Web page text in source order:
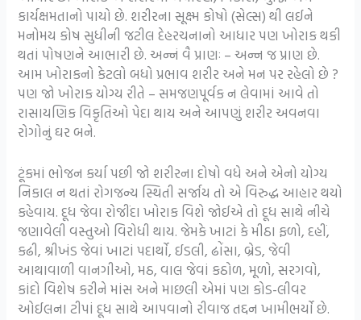
કાર્યક્ષમતાનો પાયો છે. શરીરના સૂક્ષ્મ કોષો (સેલ્સ) થી લઈને
મનોમય કોષ સુધીની જટીલ દેહરચનાનો આધાર પણ ખોરાક થકી
થતાં પોષણને આભારી છે. અન્નં વૈ પ્રાણઃ – અન્ન જ પ્રાણ છે.
આમ ખોરાકનો કેટલો બધો પ્રભાવ શરીર અને મન પર રહેલો છે ?
પણ જો ખોરાક યોગ્ય રીતે – સમજણપૂર્વક ન લેવામાં આવે તો
રાસાયણિક વિકૃતિઓ પેદા થાય અને આપણું શરીર અવનવા
રોગોનું ઘર બને.
ટૂંકમાં ભોજન કર્યા પછી જો શરીરના દોષો વધે અને એનો યોગ્ય
નિકાલ ન થતાં રોગજન્ય સ્થિતી સર્જાય તો એ વિરુદ્ધ આહાર થયો
કહેવાય. દૂધ જેવા રોજીંદા ખોરાક વિશે જોઈએ તો દૂધ સાથે નીચે
જણાવેલી વસ્તુઓ વિરોધી થાય. જેમકે ખાટાં કે મીઠા ફળો, દહીં,
કઢી, શ્રીખંડ જેવાં ખાટાં પદાર્થો, ઈડલી, ઢોંસા, બ્રેડ, જેવી
આથાવાળી વાનગીઓ, મઠ, વાલ જેવાં કઠોળ, મૂળો, સરગવો,
કાંદો વિશેષ કરીને માંસ અને માછલી એમાં પણ કોડ-લીવર
ઓઈલના ટીપાં દૂધ સાથે આપવાનો રીવાજ તદ્દન ખામીભર્યો છે.